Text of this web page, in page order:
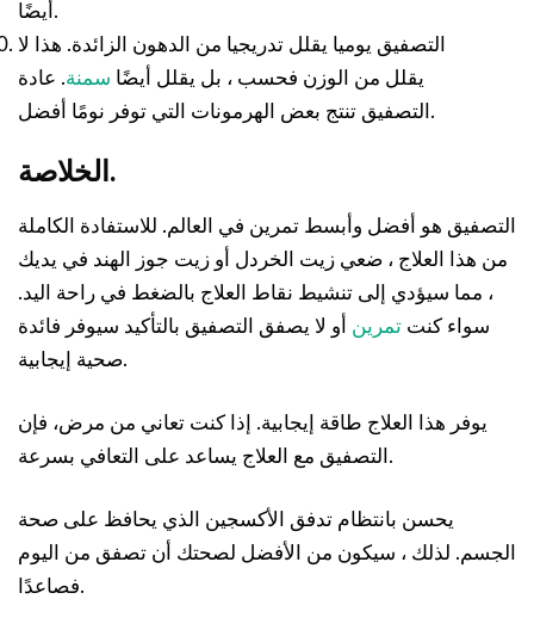
أيضًا.
التصفيق يوميا يقلل تدريجيا من الدهون الزائدة. هذا لا
يقلل من الوزن فحسب ، بل يقلل أيضًا سمنة. عادة
التصفيق تنتج بعض الهرمونات التي توفر نومًا أفضل.
الخلاصة.
التصفيق هو أفضل وأبسط تمرين في العالم. للاستفادة الكاملة
من هذا العلاج ، ضعي زيت الخردل أو زيت جوز الهند في يديك
، مما سيؤدي إلى تنشيط نقاط العلاج بالضغط في راحة اليد.
سواء كنت تمرين أو لا يصفق التصفيق بالتأكيد سيوفر فائدة
صحية إيجابية.
يوفر هذا العلاج طاقة إيجابية. إذا كنت تعاني من مرض، فإن
التصفيق مع العلاج يساعد على التعافي بسرعة.
يحسن بانتظام تدفق الأكسجين الذي يحافظ على صحة
الجسم. لذلك ، سيكون من الأفضل لصحتك أن تصفق من اليوم
فصاعدًا.